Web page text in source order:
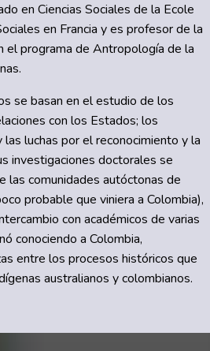
en Ciencias Sociales de la Ecole
en Francia y es profesor de la
el programa de Antropología de la
se basan en el estudio de los
con los Estados; los
luchas por el reconocimiento y la
investigaciones doctorales se
las comunidades autóctonas de
probable que viniera a Colombia),
con académicos de varias
conociendo a Colombia,
entre los procesos históricos que
australianos y colombianos.